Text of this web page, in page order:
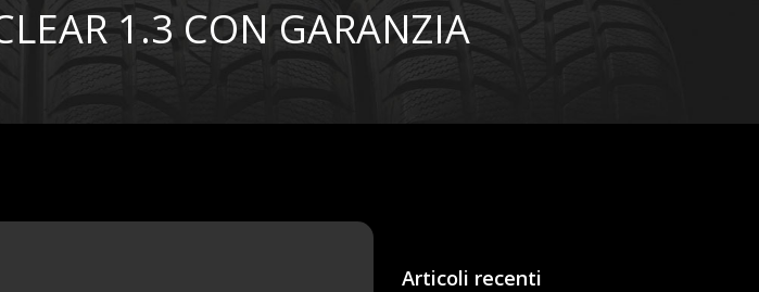
1.3 CON GARANZIA
Articoli recenti